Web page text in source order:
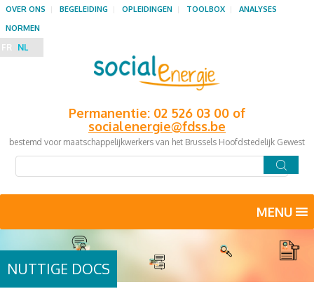
Permanentie: 02 526 03 00 of
socialenergie@fdss.be
bestemd voor maatschappelijkwerkers van het Brussels Hoofdstedelijk Gewest
OVER ONS BEGELEIDING OPLEIDINGEN TOOLBOX
ANALYSES
NORMEN
FR NL
MENU
NUTTIGE DOCS